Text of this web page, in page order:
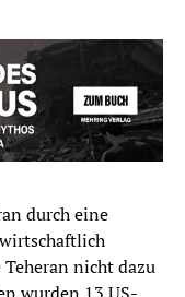
durch eine
Teheran nicht dazu